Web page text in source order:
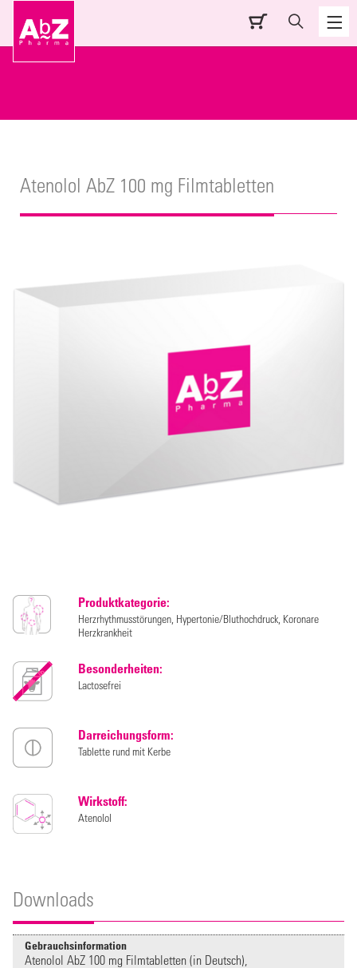
Atenolol AbZ 100 mg Filmtabletten
Produktkategorie:
Herzrhythmusstörungen, Hypertonie/Bluthochdruck, Koronare
Herzkrankheit
Besonderheiten:
Lactosefrei
Darreichungsform:
Tablette rund mit Kerbe
Wirkstoff:
Atenolol
Downloads
Gebrauchsinformation
Atenolol AbZ 100 mg Filmtabletten (in Deutsch),